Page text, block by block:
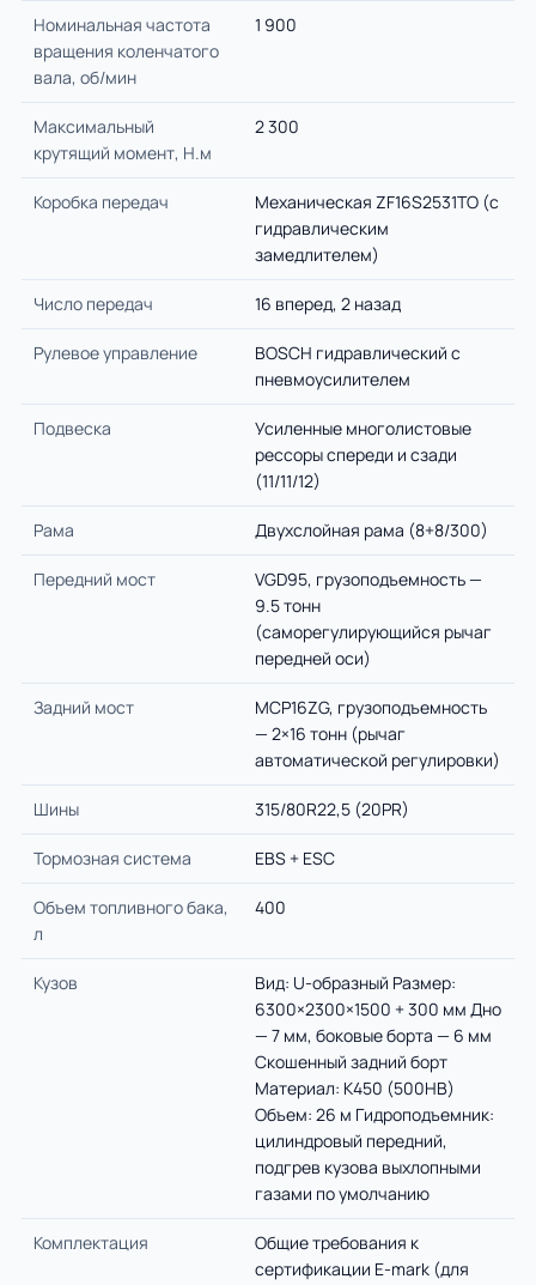
Номинальная частота
вращения коленчатого
вала, об/мин
1 900
Максимальный
крутящий момент, Н.м
2 300
Коробка передач
Механическая ZF16S2531TO (с
гидравлическим
замедлителем)
Число передач 16 вперед, 2 назад
Рулевое управление
BOSCH гидравлический с
пневмоусилителем
Подвеска
Усиленные многолистовые
рессоры спереди и сзади
(11/11/12)
Рама Двухслойная рама (8+8/300)
Передний мост
VGD95, грузоподъемность —
9.5 тонн
(саморегулирующийся рычаг
передней оси)
Задний мост
MCP16ZG, грузоподъемность
— 2×16 тонн (рычаг
автоматической регулировки)
Шины 315/80R22,5 (20PR)
Тормозная система EBS + ESC
Объем топливного бака,
л
400
Кузов
Вид: U-образный Размер:
6300×2300×1500 + 300 мм Дно
— 7 мм, боковые борта — 6 мм
Скошенный задний борт
Материал: К450 (500НВ)
Объем: 26 м Гидроподъемник:
цилиндровый передний,
подгрев кузова выхлопными
газами по умолчанию
Комплектация
Общие требования к
сертификации E-mark (для